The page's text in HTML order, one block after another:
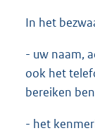
In het
- uw naam,
ook het
bereiken
- het